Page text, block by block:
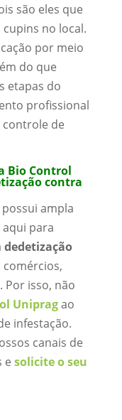
são eles que
no local.
por meio
do que
etapas do
profissional
controle de
Bio Control
contra
ampla
para
dedetização
Por isso, não
Unipragao
infestação.
canais de
e solicite o seu